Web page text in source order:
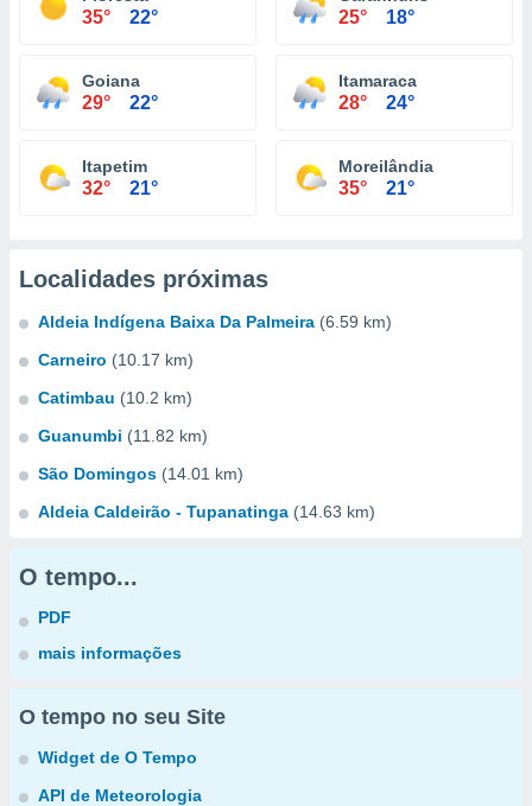
35° 22° 25° 18°
Goiana
29° 22°
Itamaraca
28° 24°
Itapetim
32° 21°
Moreilândia
35° 21°
Localidades próximas
Aldeia Indígena Baixa Da Palmeira (6.59 km)
Carneiro (10.17 km)
Catimbau (10.2 km)
Guanumbi (11.82 km)
São Domingos (14.01 km)
Aldeia Caldeirão - Tupanatinga (14.63 km)
O tempo...
PDF
mais informações
O tempo no seu Site
Widget de O Tempo
API de Meteorologia